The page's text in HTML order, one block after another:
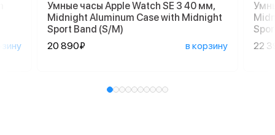
Умные часы Apple Watch SE 3 40 мм,
Midnight Aluminum Case with Midnight
Sport Band (S/M)
20 890₽
в корзину
22